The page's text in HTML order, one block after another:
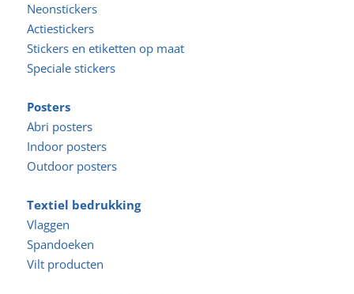
Neonstickers
Actiestickers
Stickers en etiketten op maat
Speciale stickers
Posters
Abri posters
Indoor posters
Outdoor posters
Textiel bedrukking
Vlaggen
Spandoeken
Vilt producten